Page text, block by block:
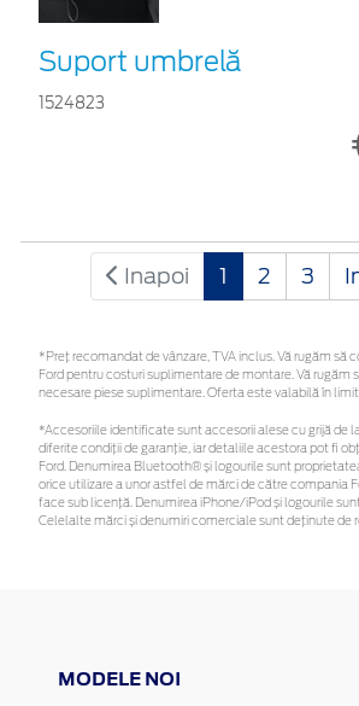
Suport umbrelă
1524823
Inapoi 1 2 3
*Preţ recomandat de vânzare, TVA inclus. Vă rugăm să
Ford pentru costuri suplimentare de montare. Vă rugăm
necesare piese suplimentare. Oferta este valabilă în
*Accesoriile identificate sunt accesorii alese cu grijă de
diferite condiții de garanție, iar detaliile acestora pot fi
Ford. Denumirea Bluetooth® și logourile sunt
orice utilizare a unor astfel de mărci de către compania
face sub licență. Denumirea iPhone/iPod și logourile
Celelalte mărci și denumiri comerciale sunt deținute de
MODELE NOI